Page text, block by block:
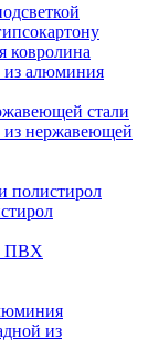
ковролина
из алюминия
стали
из нержавеющей
полистирол
ПВХ
из